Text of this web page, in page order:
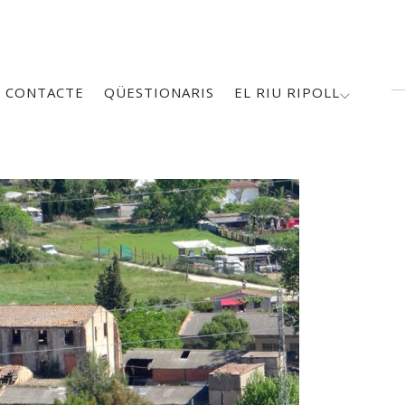
CONTACTE QÜESTIONARIS EL RIU RIPOLL